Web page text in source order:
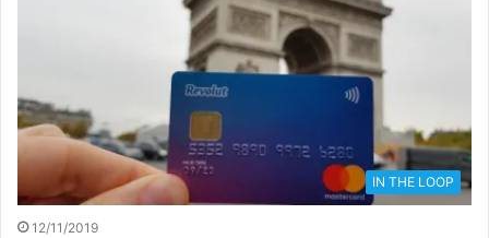
IN THE LOOP
12/11/2019